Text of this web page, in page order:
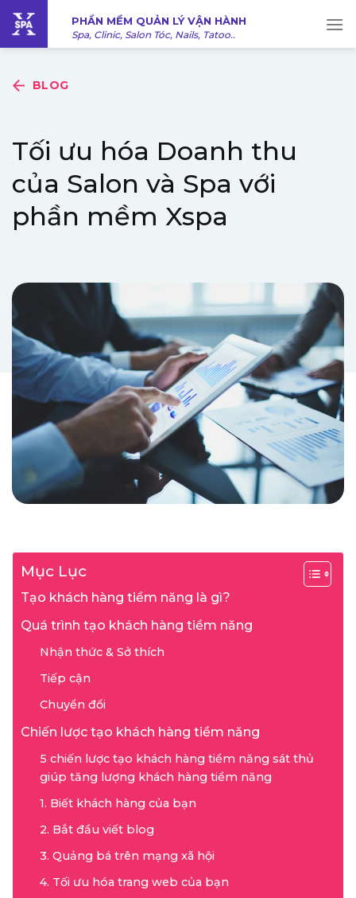
Bỏ
qua
nội
PHẦN MỀM QUẢN LÝ VẬN HÀNH
Spa, Clinic, Salon Tóc, Nails, Tatoo..
BLOG
Tối ưu hóa Doanh thu
của Salon và Spa với
phần mềm Xspa
Mục Lục
Tạo khách hàng tiềm năng là gì?
Quá trình tạo khách hàng tiềm năng
Nhận thức & Sở thích
Tiếp cận
Chuyển đổi
Chiến lược tạo khách hàng tiềm năng
5 chiến lược tạo khách hàng tiềm năng sát thủ
giúp tăng lượng khách hàng tiềm năng
1. Biết khách hàng của bạn
2. Bắt đầu viết blog
3. Quảng bá trên mạng xã hội
4. Tối ưu hóa trang web của bạn